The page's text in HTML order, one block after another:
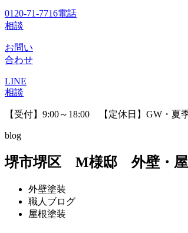
0120-71-7716電話
相談
お問い
合わせ
LINE
相談
【受付】9:00～18:00 【定休日】GW・夏
blog
堺市堺区 M様邸 外壁・屋
外壁塗装
職人ブログ
屋根塗装